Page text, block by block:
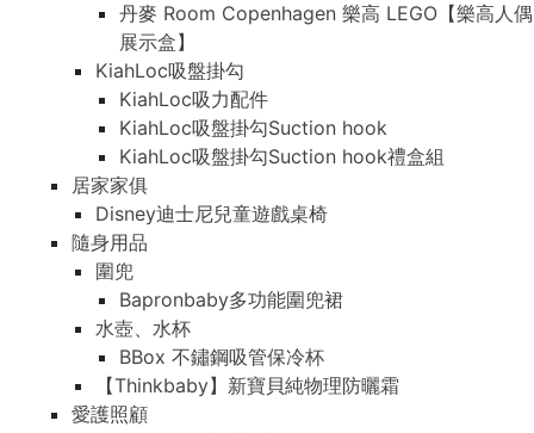
丹麥 Room Copenhagen 樂高 LEGO【樂高人偶
展示盒】
KiahLoc吸盤掛勾
KiahLoc吸力配件
KiahLoc吸盤掛勾Suction hook
KiahLoc吸盤掛勾Suction hook禮盒組
居家家俱
Disney迪士尼兒童遊戲桌椅
隨身用品
圍兜
Bapronbaby多功能圍兜裙
水壺、水杯
BBox 不鏽鋼吸管保冷杯
【Thinkbaby】新寶貝純物理防曬霜
愛護照顧